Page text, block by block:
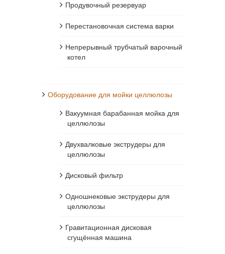
Продувочный резервуар
Перестановочная система варки
Непрерывный трубчатый варочный
котел
Оборудование для мойки целлюлозы
Вакуумная барабанная мойка для
целлюлозы
Двухвалковые экструдеры для
целлюлозы
Дисковый фильтр
Одношнековые экструдеры для
целлюлозы
Гравитационная дисковая
сгущённая машина